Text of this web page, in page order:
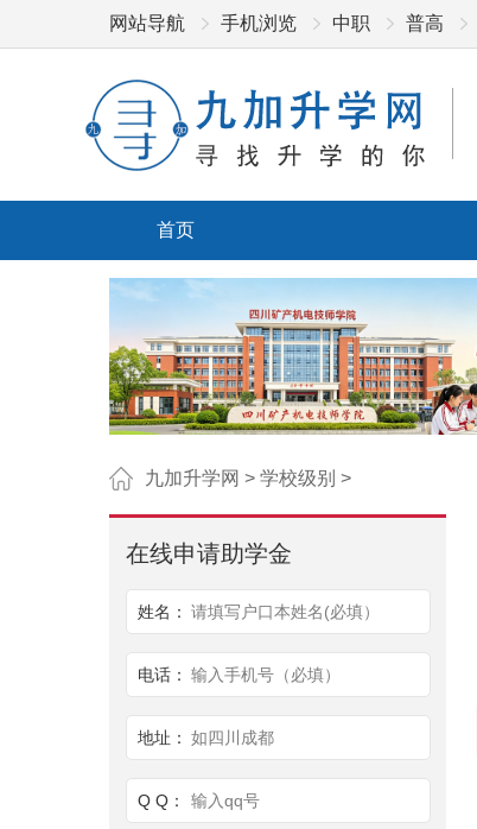
网站导航 手机浏览 中职 普高
首页
九加升学网 > 学校级别 >
在线申请助学金
姓名： 请填写户口本姓名(必填）
电话： 输入手机号（必填）
地址： 如四川成都
Q Q： 输入qq号